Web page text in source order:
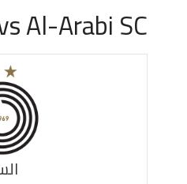
Al-Arabi SC